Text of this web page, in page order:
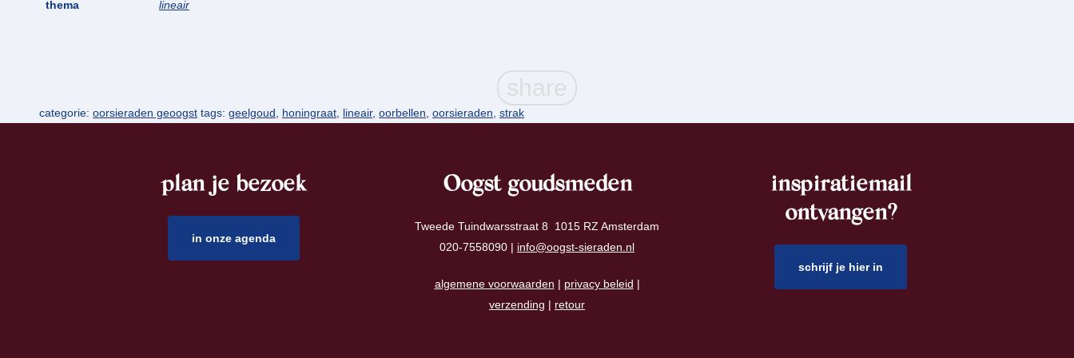
thema lineair
categorie: oorsieraden geoogst tags: geelgoud, honingraat, lineair, oorbellen, oorsieraden, strak
plan je bezoek
in onze agenda
Oogst goudsmeden
Tweede Tuindwarsstraat 8 1015 RZ Amsterdam
020-7558090 | info@oogst-sieraden.nl
algemene voorwaarden | privacy beleid |
verzending | retour
inspiratiemail
ontvangen?
schrijf je hier in